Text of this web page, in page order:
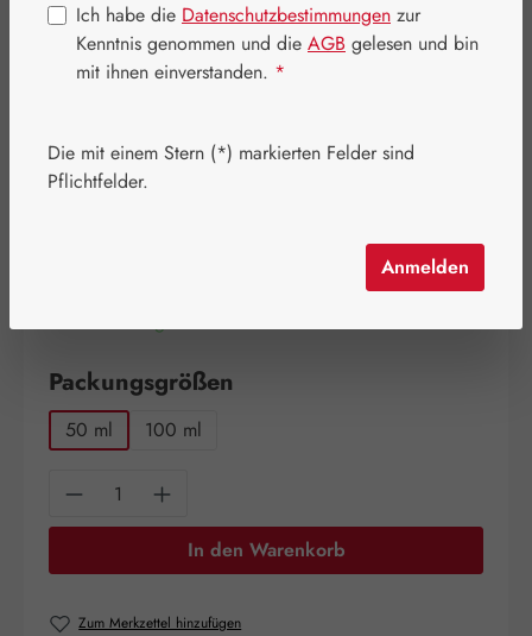
Regulärer Preis:
17,90 €
Packungsgrößen
50 ml 100 ml
Produkt Anzahl: Gib den gewünschten
In den Warenkorb
Zum Merkzettel hinzufügen
Ich habe die Datenschutzbestimmungen zur
Kenntnis genommen und die AGB gelesen und bin
mit ihnen einverstanden. *
Die mit einem Stern (*) markierten Felder sind
Pflichtfelder.
Anmelden